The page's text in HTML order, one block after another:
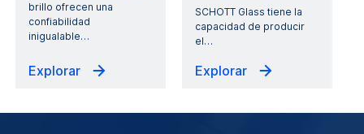
brillo ofrecen una
confiabilidad
inigualable…
Explorar
SCHOTT Glass tiene la
capacidad de producir
el…
Explorar